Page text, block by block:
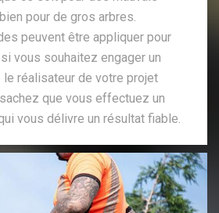
pour de gros arbres.
peuvent être appliquer pour
vous souhaitez engager un
réalisateur de votre projet
sachez que vous effectuez un
vous délivre un résultat fiable.